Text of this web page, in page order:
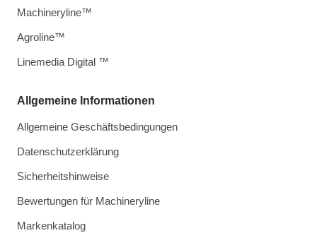
Allgemeine Informationen
Allgemeine Geschäftsbedingungen
Datenschutzerklärung
Sicherheitshinweise
Bewertungen für Machineryline
Markenkatalog
Machineryline™
Agroline™
Linemedia Digital ™